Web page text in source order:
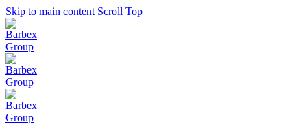
Skip to main content Scroll Top